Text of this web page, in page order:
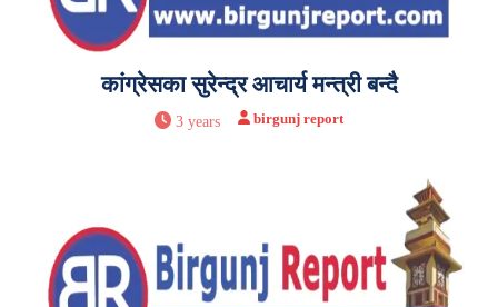
कांग्रेसका सुरेन्द्र आचार्य मन्त्री बन्दै
3 years birgunj report